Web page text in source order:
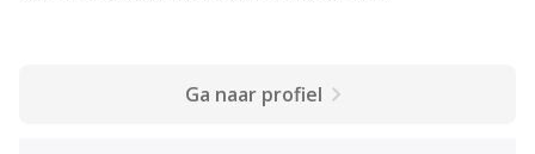
Ga naar profiel